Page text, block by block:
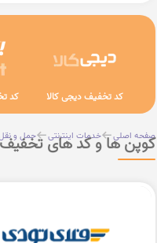
کد تخفیف دیجی کالا کد
صفحه اصلی خدمات اینترنتی حمل و کوپن ها و کد های